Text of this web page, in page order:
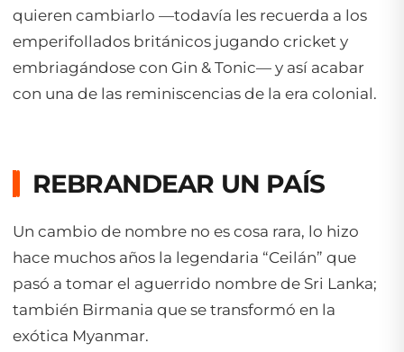
quieren cambiarlo —todavía les recuerda a los
emperifollados británicos jugando cricket y
embriagándose con Gin & Tonic— y así acabar
con una de las reminiscencias de la era colonial.
REBRANDEAR UN PAÍS
Un cambio de nombre no es cosa rara, lo hizo
hace muchos años la legendaria “Ceilán” que
pasó a tomar el aguerrido nombre de Sri Lanka;
también Birmania que se transformó en la
exótica Myanmar.